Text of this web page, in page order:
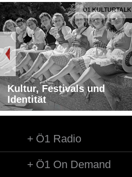
Ö1 KULTURTALK
Kultur, Festivals und
Identität
Ö1 Radio
Ö1 On Demand